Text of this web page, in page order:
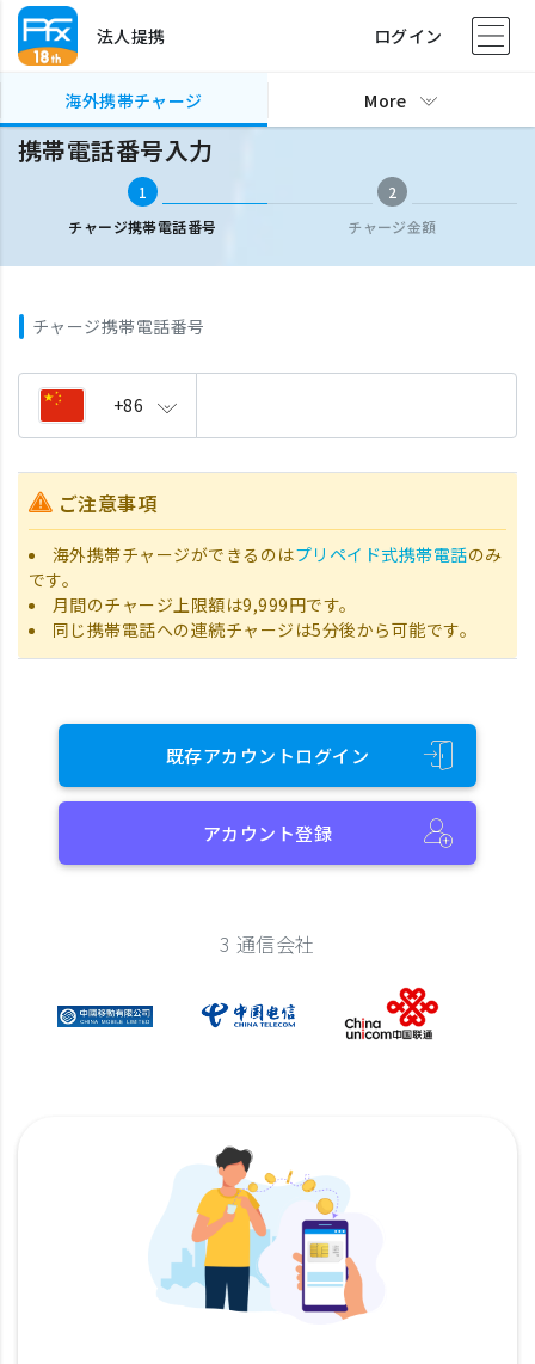
法人提携 ログイン
海外携帯チャージ More
海外携帯チャージ 携帯電話番号入力
携帯電話番号入力
1
チャージ携帯電話番号
2
チャージ金額
チャージ携帯電話番号
+86
ご注意事項
海外携帯チャージができるのはプリペイド式携帯電話のみ
です。
月間のチャージ上限額は9,999円です。
同じ携帯電話への連続チャージは5分後から可能です。
既存アカウントログイン
アカウント登録
3 通信会社